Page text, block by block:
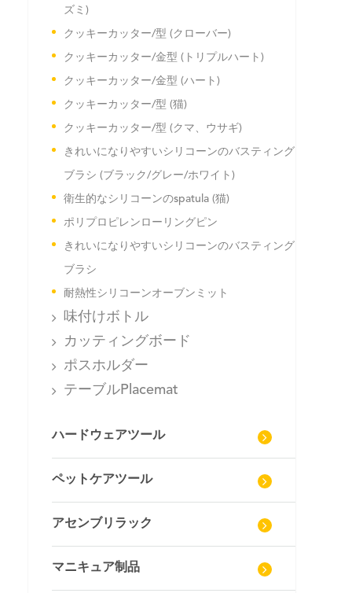
ズミ)
クッキーカッター/型 (クローバー)
クッキーカッター/金型 (トリプルハート)
クッキーカッター/金型 (ハート)
クッキーカッター/型 (猫)
クッキーカッター/型 (クマ、ウサギ)
きれいになりやすいシリコーンのバスティング
ブラシ (ブラック/グレー/ホワイト)
衛生的なシリコーンのspatula (猫)
ポリプロピレンローリングピン
きれいになりやすいシリコーンのバスティング
ブラシ
耐熱性シリコーンオーブンミット
味付けボトル
カッティングボード
ポスホルダー
テーブルPlacemat
ハードウェアツール
ペットケアツール
アセンブリラック
マニキュア制品